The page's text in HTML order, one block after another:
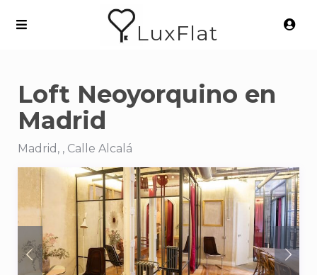
LuxFlat
Loft Neoyorquino en
Madrid
Madrid, , Calle Alcalá